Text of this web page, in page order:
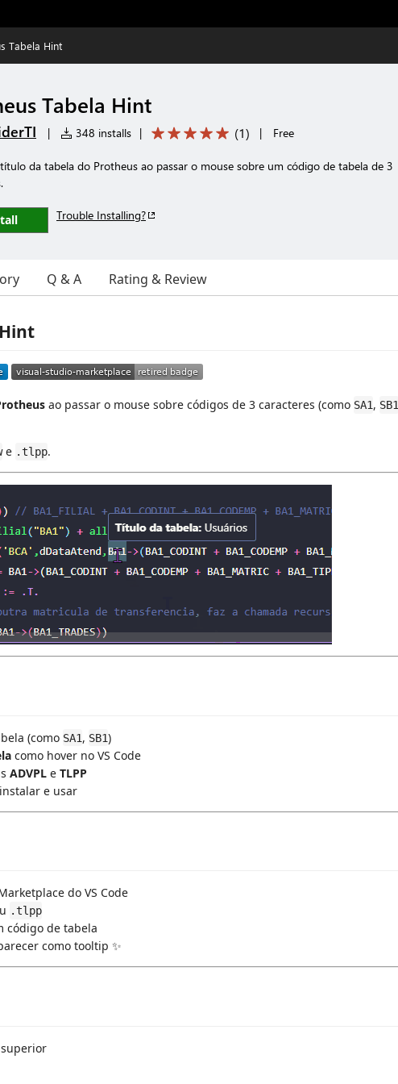
Tabela Hint
Tabela Hint
| 348 installs | (1) | Free
da tabela do Protheus ao passar o mouse sobre um código de tabela de 3
Trouble Installing?
Q & A Rating & Review
ao passar o mouse sobre códigos de 3 caracteres (como SA1, SB1
e .tlpp.
(como SA1, SB1)
como hover no VS Code
ADVPL e TLPP
e usar
do VS Code
.tlpp
código de tabela
como tooltip ✨